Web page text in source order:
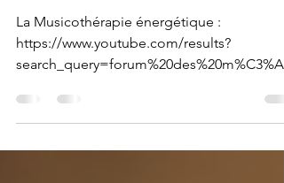
l'âme
La Musicothérapie énergétique :
https://www.youtube.com/results?